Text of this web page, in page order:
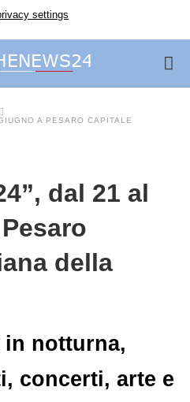
settings
A PESARO CAPITALE
dal 21 al
della
notturna,
concerti, arte e